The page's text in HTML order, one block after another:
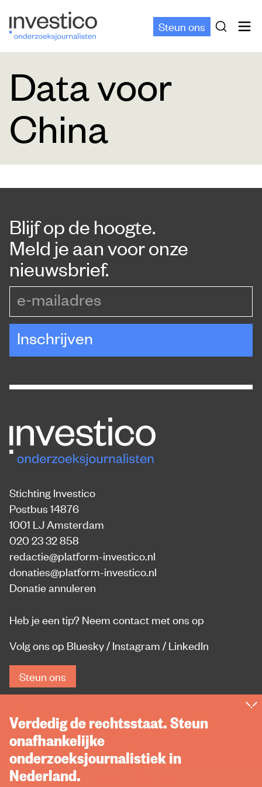
Steun ons
Data voor
China
Blijf op de hoogte.
Meld je aan voor onze
nieuwsbrief.
Inschrijven
Stichting Investico
Postbus 14876
1001 LJ Amsterdam
020 23 32 858
redactie@platform-investico.nl
donaties@platform-investico.nl
Donatie annuleren
Heb je een tip? Neem contact met ons op
Volg ons op Bluesky/ Instagram / LinkedIn
Steun ons
Verdedig de rechtsstaat. Steun
onafhankelijke
onderzoeksjournalistiek in
Nederland.